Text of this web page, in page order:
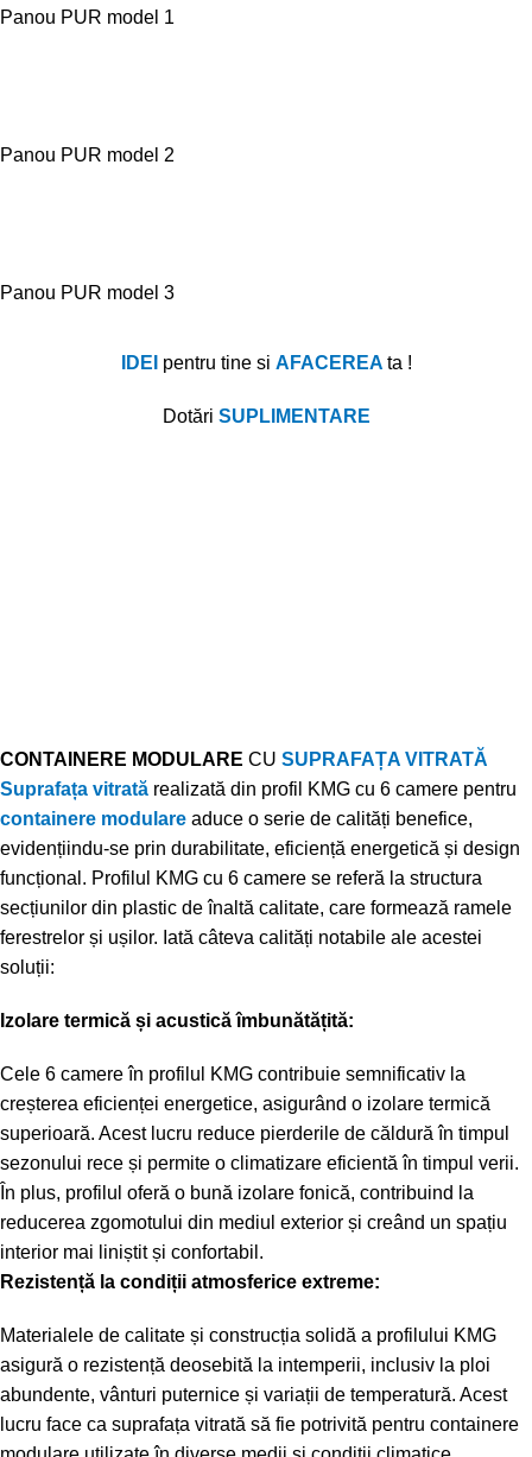
Panou PUR model 1
Panou PUR model 2
Panou PUR model 3
IDEI pentru tine si AFACEREA ta !
Dotări SUPLIMENTARE
CONTAINERE MODULARE CU SUPRAFAȚA VITRATĂ
Suprafața vitrată realizată din profil KMG cu 6 camere pentru
containere modulare aduce o serie de calități benefice,
evidențiindu-se prin durabilitate, eficiență energetică și design
funcțional. Profilul KMG cu 6 camere se referă la structura
secțiunilor din plastic de înaltă calitate, care formează ramele
ferestrelor și ușilor. Iată câteva calități notabile ale acestei
soluții:
Izolare termică și acustică îmbunătățită:
Cele 6 camere în profilul KMG contribuie semnificativ la
creșterea eficienței energetice, asigurând o izolare termică
superioară. Acest lucru reduce pierderile de căldură în timpul
sezonului rece și permite o climatizare eficientă în timpul verii.
În plus, profilul oferă o bună izolare fonică, contribuind la
reducerea zgomotului din mediul exterior și creând un spațiu
interior mai liniștit și confortabil.
Rezistență la condiții atmosferice extreme:
Materialele de calitate și construcția solidă a profilului KMG
asigură o rezistență deosebită la intemperii, inclusiv la ploi
abundente, vânturi puternice și variații de temperatură. Acest
lucru face ca suprafața vitrată să fie potrivită pentru containere